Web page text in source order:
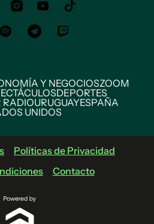
Y NEGOCIOSZOOM
DEPORTES
RADIOURUGUAYESPAÑA
UNIDOS
Políticas de Privacidad
Contacto